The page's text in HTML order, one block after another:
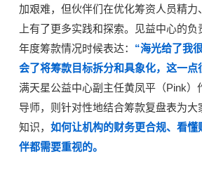
加艰难，但伙伴们在优化筹资人员精力
上有了更多实践和探索。见益中心的
年度筹款情况时候表达： “海光给了我
会了将筹款目标拆分和具象化，这一点
满天星公益中心副主任黄凤平（Pink）
导师，则针对性地结合筹款复盘表为大
知识， 如何让机构的财务更合规、看懂
伴都需要重视的。